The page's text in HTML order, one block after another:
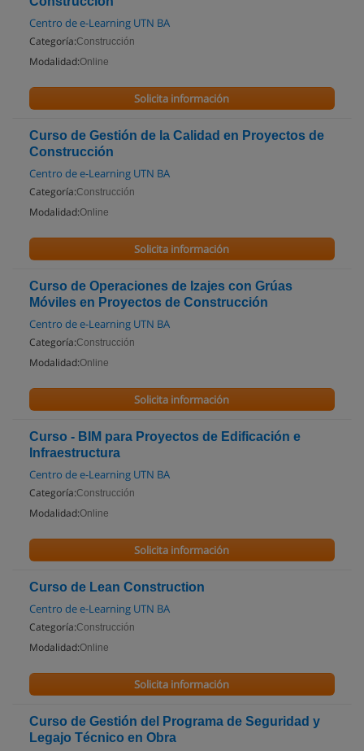
Centro de e-Learning UTN BA
Categoría:Construcción
Modalidad:Online
Solicita información
Curso de Gestión de la Calidad en Proyectos de
Construcción
Centro de e-Learning UTN BA
Categoría:Construcción
Modalidad:Online
Solicita información
Curso de Operaciones de Izajes con Grúas
Móviles en Proyectos de Construcción
Centro de e-Learning UTN BA
Categoría:Construcción
Modalidad:Online
Solicita información
Curso - BIM para Proyectos de Edificación e
Infraestructura
Centro de e-Learning UTN BA
Categoría:Construcción
Modalidad:Online
Solicita información
Curso de Lean Construction
Centro de e-Learning UTN BA
Categoría:Construcción
Modalidad:Online
Solicita información
Curso de Gestión del Programa de Seguridad y
Legajo Técnico en Obra